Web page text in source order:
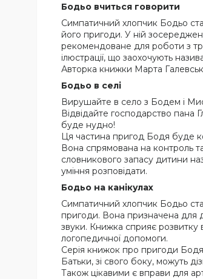
Бодьо вчиться говорити
Симпатичний хлопчик Бодьо
його пригоди. У ній
рекомендоване для роботи з
ілюстрації, що заохочують
Авторка книжки Марта
Бодьо в селі
Вирушайте в село з Бодем i
Вiдвiдайте господарство пана
буде нудно!
Ця частина пригод Бодя буде
Вона спрямована на контроль
словникового запасу дитини
умiння розповiдати.
Бодьо на канікулах
Симпатичний хлопчик Бодьо
пригоди. Вона призначена для
звуки. Книжка сприяє розвитку
логопедичної допомоги.
Серія книжок про пригоди Бодя
Батьки, зі свого боку, можуть
Також цікавими є вправи для